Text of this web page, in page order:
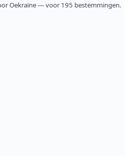
Oekraïne — voor 195 bestemmingen.